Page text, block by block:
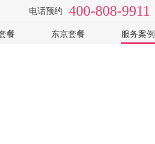
电话预约 400-808-9911
餐
东京套餐
服务案例